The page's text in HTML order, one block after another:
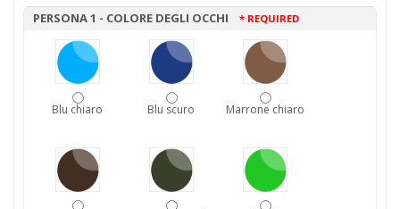
PERSONA 1 - COLORE DEGLI OCCHI * REQUIRED
Blu chiaro Blu scuro Marrone chiaro